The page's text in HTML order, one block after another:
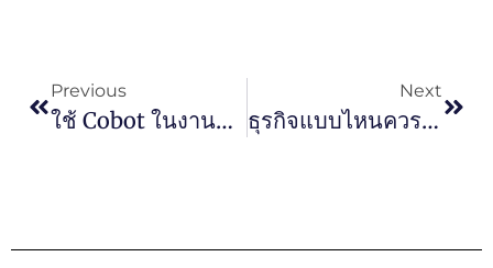
Previous
ใช้ Cobot ในงานประกอบชิ้นส่วนช่วยเพิ่มความแม่นยำอย่างไร
Next
ธุรกิจแบบไหนควรลงทุนกับการ ออกแบบเว็บไซต์ มากกว่าการใช้เทมเพลต